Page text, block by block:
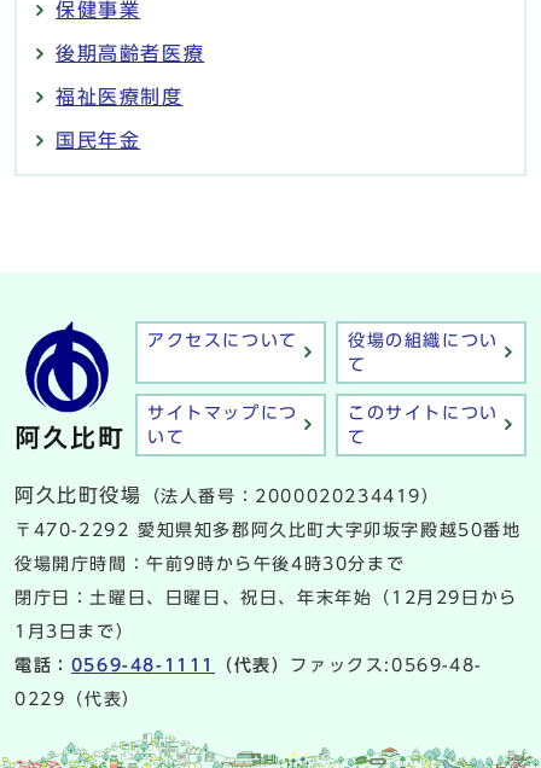
保健事業
後期高齢者医療
福祉医療制度
国民年金
アクセスについて
役場の組織につい
て
サイトマップにつ
いて
このサイトについ
て
阿久比町役場
（法人番号：2000020234419）
〒470-2292 愛知県知多郡阿久比町大字卯坂字殿越50番地
役場開庁時間：午前9時から午後4時30分まで
閉庁日：土曜日、日曜日、祝日、年末年始（12月29日から
1月3日まで）
電話： 0569-48-1111 （代表） ファックス:0569-48-
0229（代表）